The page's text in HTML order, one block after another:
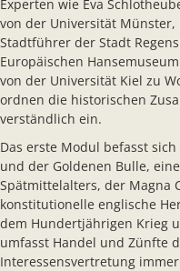
Experten wie Eva
von der Universität
Stadtführer der Stadt
Europäischen
von der Universität Kiel zu
ordnen die historischen
verständlich ein.
Das erste Modul befasst
und der Goldenen Bulle,
Spätmittelalters, der Magna
konstitutionelle englische
dem Hundertjährigen Krieg
umfasst Handel und Zünfte
Interessensvertretung